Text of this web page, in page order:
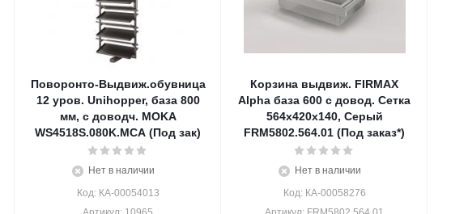
Поворонто-Выдвиж.обувница
12 уров. Unihopper, база 800
мм, с доводч. MOKA
WS4518S.080K.MCA (Под зак)
Нет в наличии
Код: КА-00054013
Корзина выдвиж. FIRMAX
Alpha база 600 с довод. Сетка
564х420х140, Серый
FRM5802.564.01 (Под заказ*)
Нет в наличии
Код: КА-00058276